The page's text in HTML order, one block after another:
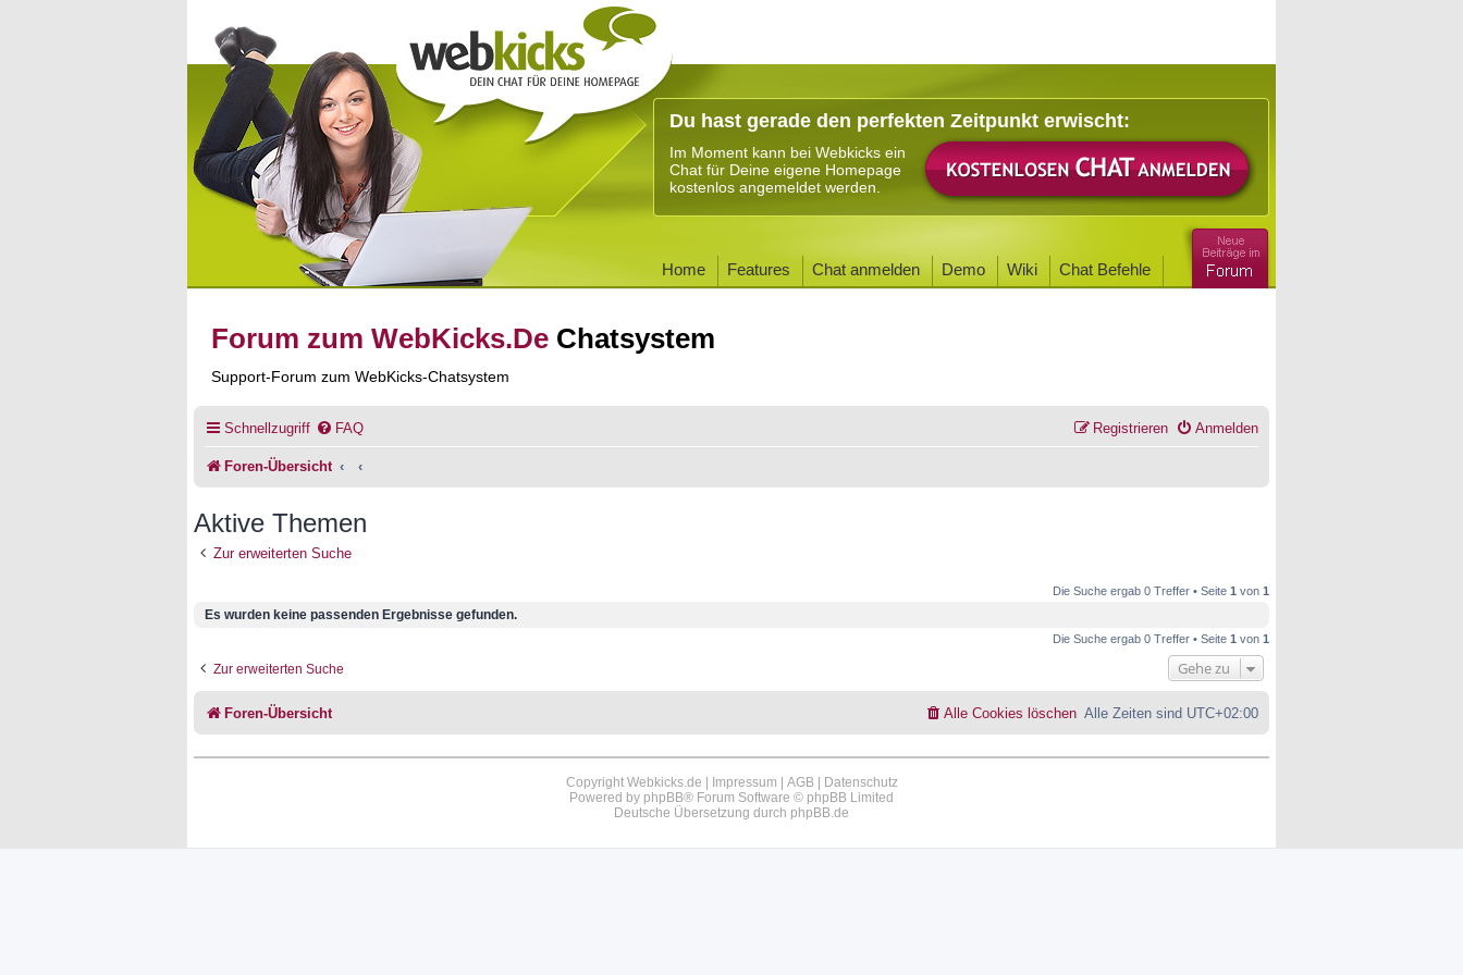
Du hast gerade den perfekten Zeitpunkt erwischt:
Im Moment kann bei Webkicks ein
Chat für Deine eigene Homepage
kostenlos angemeldet werden.
Home Features Chat anmelden Demo Wiki Chat Befehle
Forum zum WebKicks.De Chatsystem
Support-Forum zum WebKicks-Chatsystem
Schnellzugriff FAQ Anmelden
Registrieren
Foren-Übersicht
Aktive Themen
Zur erweiterten Suche
Die Suche ergab 0 Treffer • Seite 1 von 1
Es wurden keine passenden Ergebnisse gefunden.
Die Suche ergab 0 Treffer • Seite 1 von 1
Zur erweiterten Suche Gehe zu
Foren-Übersicht Alle Zeiten sind UTC+02:00
Alle Cookies löschen
Copyright Webkicks.de | Impressum | AGB| Datenschutz
Powered by phpBB® Forum Software © phpBB Limited
Deutsche Übersetzung durch phpBB.de